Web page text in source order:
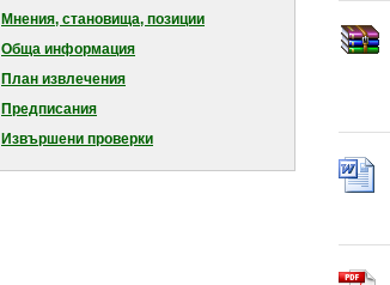
Мнения, становища, позиции
Обща информация
План извлечения
Предписания
Извършени проверки